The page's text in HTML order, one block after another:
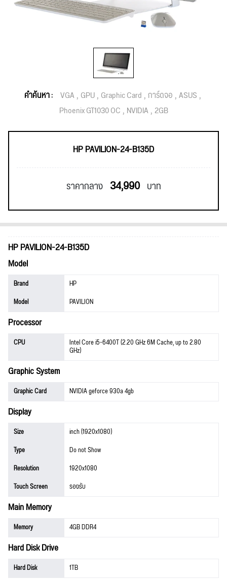
คำค้นหา : VGA GPU Graphic Card การ์ดจอ ASUS
Phoenix GT1030 OC NVIDIA 2GB
HP PAVILION-24-B135D
ราคากลาง 34,990 บาท
HP PAVILION-24-B135D
Model
Brand
HP
Model
PAVILION
Processor
CPU Intel Core i5-6400T (2.20 GHz 6M Cache, up to 2.80
GHz)
Graphic System
Graphic Card NVIDIA geforce 930a 4gb
Display
Size
inch (1920x1080)
Type
Do not Show
Resolution
1920x1080
Touch Screen
รองรับ
Main Memory
Memory 4GB DDR4
Hard Disk Drive
Hard Disk 1TB